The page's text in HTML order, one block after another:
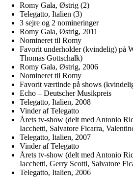
Romy Gala, Østrig (2)
Telegatto, Italien (3)
3 sejre og 2 nomineringer
Romy Gala, Østrig, 2011
Nomineret til Romy
Favorit underholder (kvindelig) på
Thomas Gottschalk)
Romy Gala, Østrig, 2006
Nomineret til Romy
Favorit værtinde på shows
Echo – Deutscher Musikpreis
Telegatto, Italien, 2008
Vinder af Telegatto
Årets tv-show (delt med Antonio
Iacchetti, Salvatore Ficarra,
Telegatto, Italien, 2007
Vinder af Telegatto
Årets tv-show (delt med Antonio
Iacchetti, Gerry Scotti, Salvatore
Telegatto, Italien, 2006